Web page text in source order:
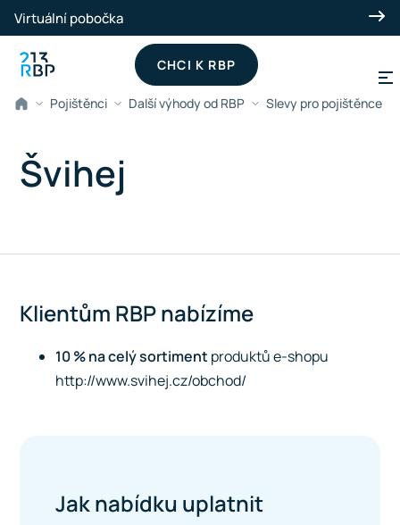
Přeskočit na hlavní obsah
Virtuální pobočka
CHCI K RBP
Pojištěnci Další výhody od RBP Slevy pro pojištěnce -
Švihej
Klientům RBP nabízíme
10 %na celý sortiment produktů e-shopu
http://www.svihej.cz/obchod/
Jak nabídku uplatnit